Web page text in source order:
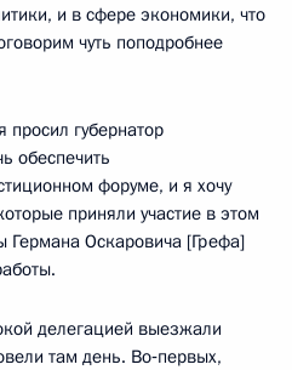
и в сфере экономики, что
чуть поподробнее
губернатор
обеспечить
форуме, и я хочу
приняли участие в этом
Германа Оскаровича [Грефа]
делегацией выезжали
там день. Во‑первых,